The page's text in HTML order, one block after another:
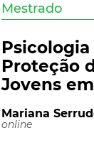
Mestrado
Proteção
Jovens
Mariana
online